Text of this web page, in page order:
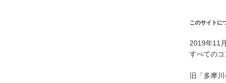
このサイトに
2019年11
すべてのコ
旧「多摩